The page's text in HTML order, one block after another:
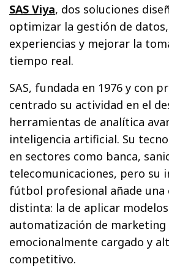
SAS Viya, dos soluciones
optimizar la gestión de
experiencias y mejorar la
tiempo real.
SAS, fundada en 1976 y con
centrado su actividad en el
herramientas de analítica
inteligencia artificial. Su
en sectores como banca,
telecomunicaciones, pero su
fútbol profesional añade una
distinta: la de aplicar
automatización de
emocionalmente cargado y
competitivo.